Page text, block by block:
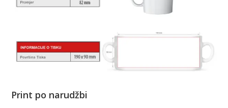
Print po narudžbi